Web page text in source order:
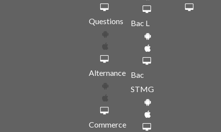
Questions
Alternance
Commerce
Bac L
Bac
STMG